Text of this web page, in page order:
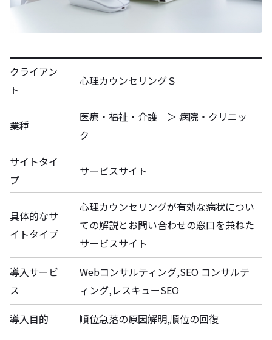
クライアン
ト
心理カウンセリングＳ
業種
医療・福祉・介護 ＞ 病院・クリニッ
ク
サイトタイ
プ
サービスサイト
具体的なサ
イトタイプ
心理カウンセリングが有効な病状につい
ての解説とお問い合わせの窓口を兼ねた
サービスサイト
導入サービ
ス
Webコンサルティング,SEO コンサルテ
ィング,レスキューSEO
導入目的
順位急落の原因解明,順位の回復